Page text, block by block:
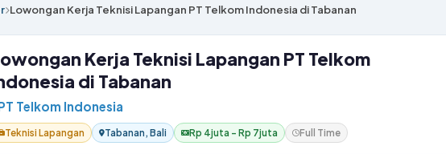
Lowongan Kerja Teknisi Lapangan PT Telkom Indonesia di Tabanan
Kerja Teknisi Lapangan PT Telkom
di Tabanan
Telkom Indonesia
Teknisi Lapangan Tabanan, Bali Rp 4juta – Rp 7juta Full Time